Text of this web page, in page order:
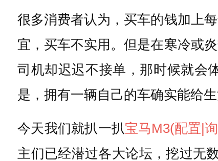
很多消费者认为，买车的钱加上
宜，买车不实用。但是在寒冷或
司机却迟迟不接单，那时候就会
是，拥有一辆自己的车确实能给
今天我们就扒一扒宝马M3(配置 |
主们已经潜过各大论坛，挖过无